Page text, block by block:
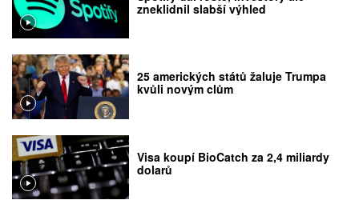
zneklidnil slabší výhled
25 amerických států žaluje Trumpa
kvůli novým clům
Visa koupí BioCatch za 2,4 miliardy
dolarů